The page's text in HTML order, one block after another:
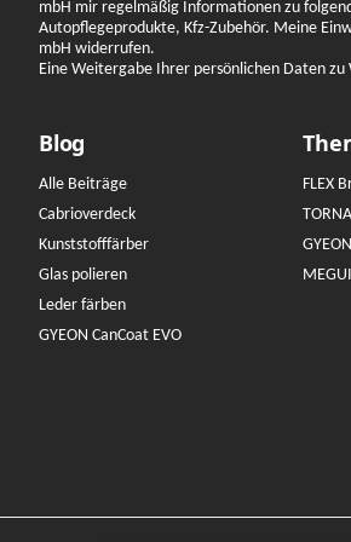
mbH mir regelmäßig Informationen zu
Autopflegeprodukte, Kfz-Zubehör. Meine
mbH widerrufen.
Eine Weitergabe Ihrer persönlichen Daten
Blog
Alle Beiträge
Cabrioverdeck
Kunststofffärber
Glas polieren
Leder färben
GYEON CanCoat EVO
FLEX